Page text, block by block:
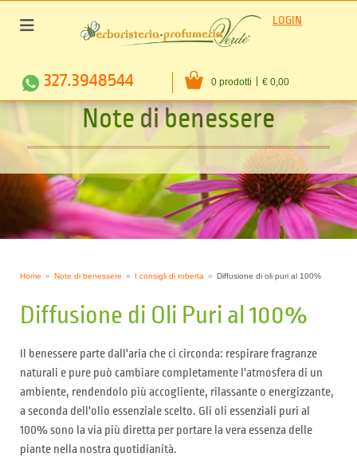
LOGIN
327.3948544 0 prodotti € 0,00
Note di benessere
Home Note di benessere I consigli di roberta Diffusione di oli puri al 100%
Diffusione di Oli Puri al 100%
Il benessere parte dall'aria che ci circonda: respirare fragranze
naturali e pure può cambiare completamente l'atmosfera di un
ambiente, rendendolo più accogliente, rilassante o energizzante,
a seconda dell'olio essenziale scelto. Gli oli essenziali puri al
100% sono la via più diretta per portare la vera essenza delle
piante nella nostra quotidianità.